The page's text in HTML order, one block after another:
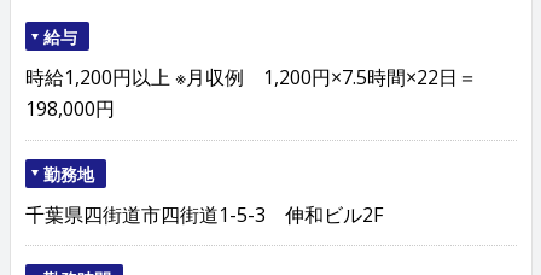
給与
時給1,200円以上 ※月収例 1,200円×7.5時間×22日＝
198,000円
勤務地
千葉県四街道市四街道1-5-3 伸和ビル2F